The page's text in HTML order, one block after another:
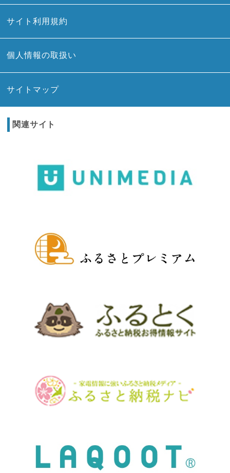
サイト利用規約
個人情報の取扱い
サイトマップ
関連サイト